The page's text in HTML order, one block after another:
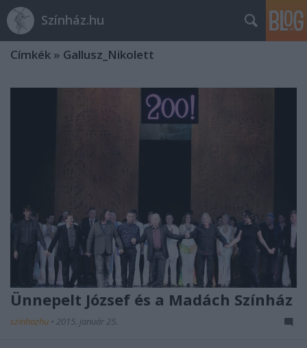
Színház.hu
Címkék » Gallusz_Nikolett
Ünnepelt József és a Madách Színház
szinhazhu • 2015. január 25.